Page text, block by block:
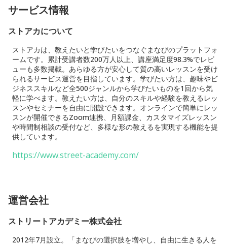
サービス情報
ストアカについて
ストアカは、教えたいと学びたいをつなぐまなびのプラットフォ
ームです。累計受講者数200万人以上、講座満足度98.3%でレビ
ューも多数掲載。あらゆる方が安心して質の高いレッスンを受け
られるサービス運営を目指しています。学びたい方は、趣味やビ
ジネススキルなど全500ジャンルから学びたいものを1回から気
軽に学べます。教えたい方は、自分のスキルや経験を教えるレッ
スンやセミナーを自由に開設できます。オンラインで簡単にレッ
スンが開催できるZoom連携、月額課金、カスタマイズレッスン
や時間制相談の受付など、多様な形の教えるを実現する機能を提
供しています。
https://www.street-academy.com/
運営会社
ストリートアカデミー株式会社
2012年7月設立。「まなびの選択肢を増やし、自由に生きる人を